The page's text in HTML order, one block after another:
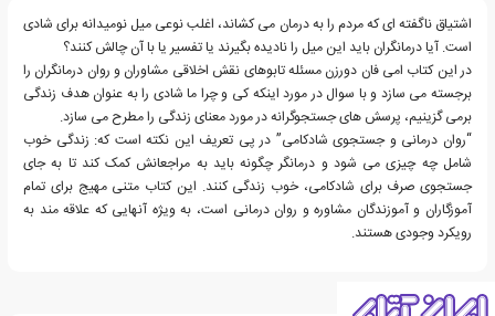
اشتیاق ناگفته ای که مردم را به درمان می کشاند، اغلب نوعی میل نومیدانه برای شادی
است. آیا درمانگران باید این میل را نادیده بگیرند یا تفسیر یا با آن چالش کنند؟
در این کتاب امی فان دورزن مسئله تابوهای نقش اخلاقی مشاوران و روان درمانگران را
برجسته می سازد و با سوال در مورد اینکه کی و چرا ما شادی را به عنوان هدف زندگی
برمی گزینیم، پرسش های جستجوگرانه در مورد معنای زندگی را مطرح می سازد.
“روان درمانی و جستجوی شادکامی” در پی تعریف این نکته است که: زندگی خوب
شامل چه چیزی می شود و درمانگر چگونه باید به مراجعانش کمک کند تا به جای
جستجوی صرف برای شادکامی، خوب زندگی کنند. این کتاب متنی مهیج برای تمام
آموزگاران و آموزندگان مشاوره و روان درمانی است، به ویژه آنهایی که علاقه مند به
رویکرد وجودی هستند.
درباره امی ون دورذن